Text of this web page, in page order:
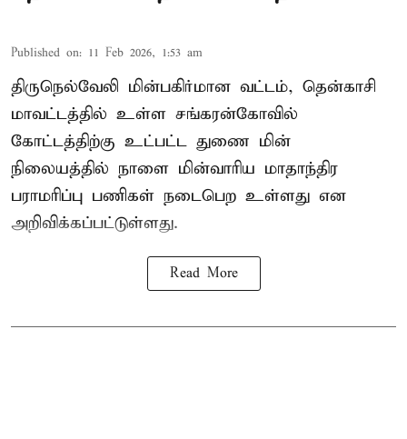
Published on: 11 Feb 2026, 1:53 am
திருநெல்வேலி மின்பகிர்மான வட்டம், தென்காசி
மாவட்டத்தில் உள்ள சங்கரன்கோவில்
கோட்டத்திற்கு உட்பட்ட துணை மின்
நிலையத்தில் நாளை மின்வாரிய மாதாந்திர
பராமரிப்பு பணிகள் நடைபெற உள்ளது என
அறிவிக்கப்பட்டுள்ளது.
Read More